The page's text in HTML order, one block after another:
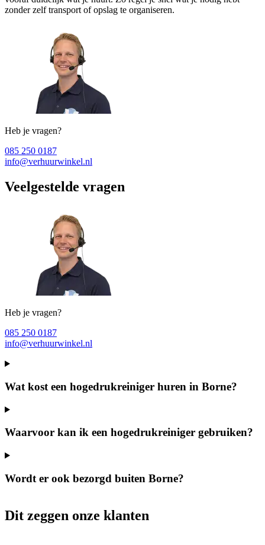
zonder zelf transport of opslag te organiseren.
Heb je vragen?
085 250 0187
info@verhuurwinkel.nl
Veelgestelde vragen
Heb je vragen?
085 250 0187
info@verhuurwinkel.nl
Wat kost een hogedrukreiniger huren in Borne?
Waarvoor kan ik een hogedrukreiniger gebruiken?
Wordt er ook bezorgd buiten Borne?
Dit zeggen onze klanten